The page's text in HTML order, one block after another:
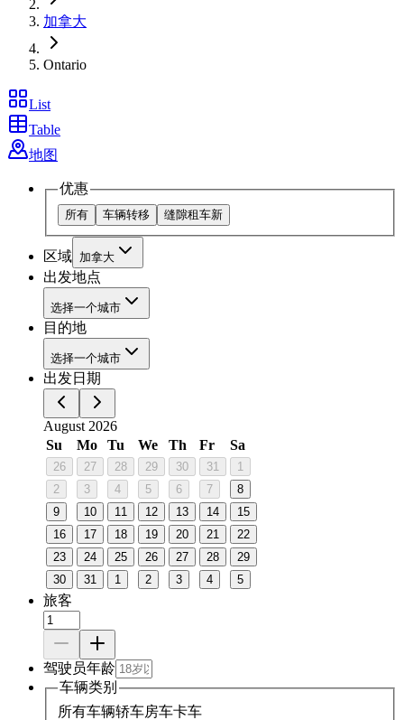
加拿大
Ontario
List
Table
地图
优惠
所有 车辆转移 缝隙租车新
区域 加拿大
出发地点
选择一个城市
目的地
选择一个城市
出发日期
August 2026
Su
Mo Tu We Th Fr Sa
26 27 28 29 30 31
1
2
3 4 5 6 7
8
9
10 11 12 13 14
15
16
17 18 19 20 21
22
23
24 25 26 27 28
29
30
31 1 2 3 4 5
旅客
驾驶员年龄
车辆类别
所有车辆轿车房车卡车